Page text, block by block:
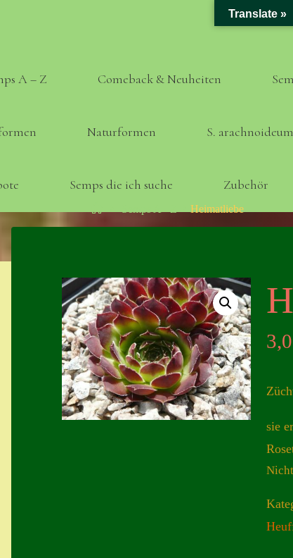
A – Z Comeback & Neuheiten
Naturformen S. arachnoideum
Semps die ich suche Zubehör
Semps A - Z Heimatliebe
sie
Translate »